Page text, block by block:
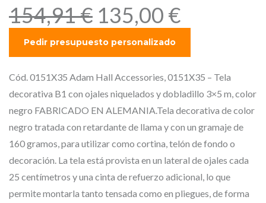
154,91€ E
l
p
r
e
c
i
o
o
r
i
g
135,00 €E
l
r
e
c
i
o
a
c
t
u
Cód. 0151X35 Adam Hall Accessories, 0151X35 – Tela
decorativa B1 con ojales niquelados y dobladillo 3×5 m, color
negro FABRICADO EN ALEMANIA.Tela decorativa de color
negro tratada con retardante de llama y con un gramaje de
160 gramos, para utilizar como cortina, telón de fondo o
decoración. La tela está provista en un lateral de ojales cada
25 centímetros y una cinta de refuerzo adicional, lo que
permite montarla tanto tensada como en pliegues, de forma